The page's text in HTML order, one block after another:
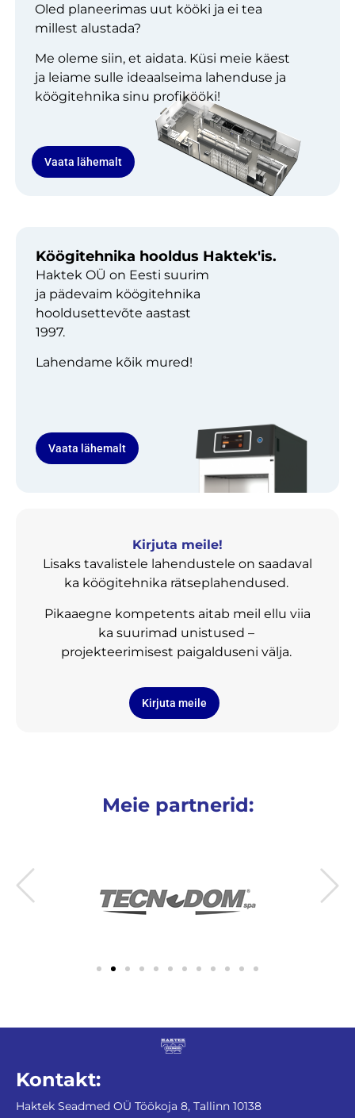
Oled planeerimas uut kööki ja ei tea
millest alustada?
Me oleme siin, et aidata. Küsi meie käest
ja leiame sulle ideaalseima lahenduse ja
köögitehnika sinu profikööki!
Vaata lähemalt
Köögitehnika hooldus Haktek'is.
Haktek OÜ on Eesti suurim
ja pädevaim köögitehnika
hooldusettevõte aastast
1997.
Lahendame kõik mured!
Vaata lähemalt
Kirjuta meile!
Lisaks tavalistele lahendustele on saadaval
ka köögitehnika rätseplahendused.
Pikaaegne kompetents aitab meil ellu viia
ka suurimad unistused –
projekteerimisest paigalduseni välja.
Kirjuta meile
Meie partnerid:
Kontakt:
Haktek Seadmed OÜ Töökoja 8, Tallinn 10138